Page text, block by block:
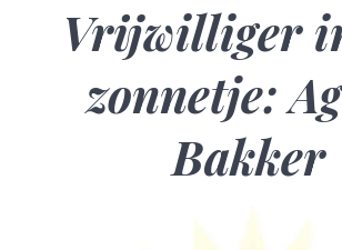
Vrijwilliger
zonnetje:
Bakker